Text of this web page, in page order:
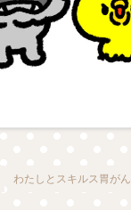
わたしとスキルス胃がん